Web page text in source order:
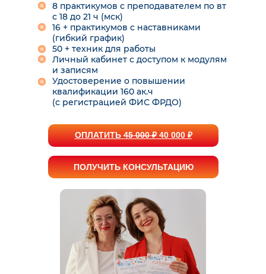
ОПЛАТИТЬ45 000 ₽40 000 ₽
ПОЛУЧИТЬ КОНСУЛЬТАЦИЮ
8 практикумов с преподавателем по вт
с 18 до 21 ч (мск)
16 + практикумов с наставниками
(гибкий график)
50 + техник для работы
Личный кабинет с доступом к модулям
и записям
Удостоверение о повышении
квалификации 160 ак.ч
(с регистрацией ФИС ФРДО)